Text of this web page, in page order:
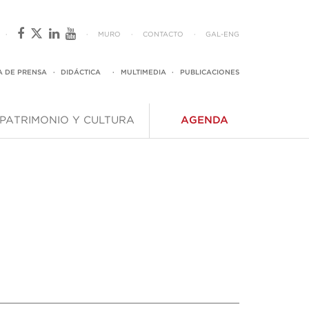
· · MURO · CONTACTO · GAL- ENG
DE PRENSA · DIDÁCTICA · MULTIMEDIA · PUBLICACIONES
PATRIMONIO Y CULTURA AGENDA